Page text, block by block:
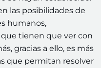
las posibilidades de
humanos,
tienen que ver con
gracias a ello, es más
que permitan resolver